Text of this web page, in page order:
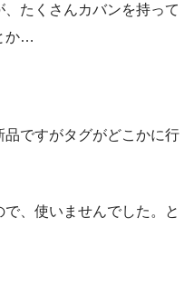
たくさんカバンを持って
か…
ですがタグがどこかに行
、使いませんでした。と